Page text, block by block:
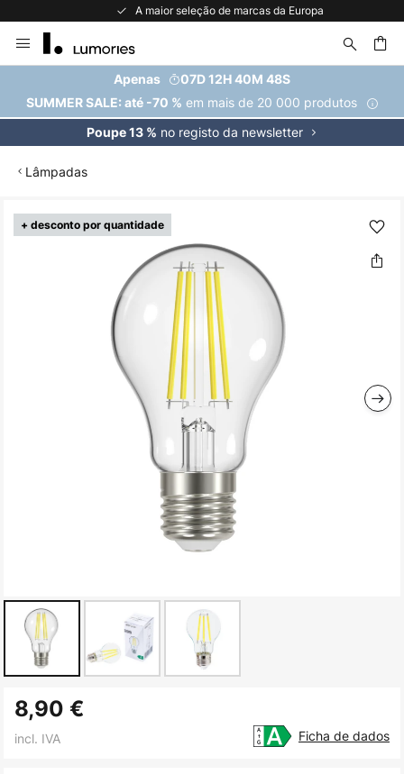
A maior seleção de marcas da Europa
para
Conteúdo
Apenas
07D 12H 40M 48S
SUMMER SALE: até -70 % em mais de 20 000 produtos
Poupe 13 % no registo da newsletter
Lâmpadas
+ desconto por quantidade
Saltar
para
para
8,90 €
incl. IVA Ficha de dados